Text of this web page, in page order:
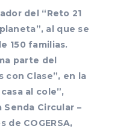
del “Reto 21
al que se
150 familias.
parte del
con Clase”, en la
al cole”,
Circular –
de COGERSA,